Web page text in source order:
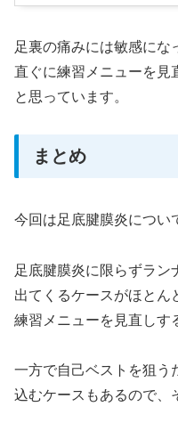
足裏の痛みには敏感にな
直ぐに練習メニューを見
と思っています。
まとめ
今回は足底腱膜炎につい
足底腱膜炎に限らずラン
出てくるケースがほとん
練習メニューを見直しす
一方で自己ベストを狙う
込むケースもあるので、